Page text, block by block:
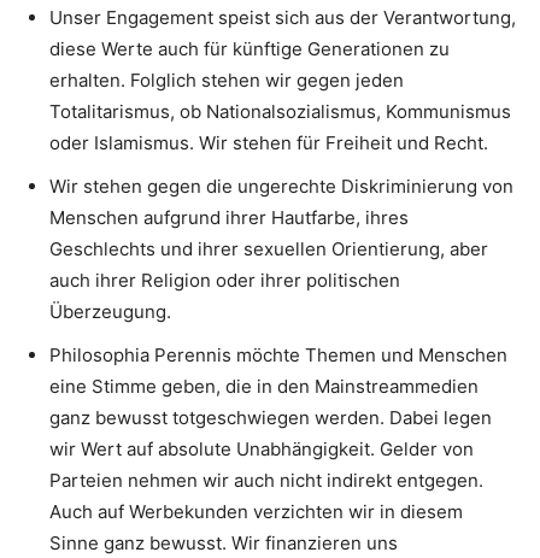
Unser Engagement speist sich aus der Verantwortung,
diese Werte auch für künftige Generationen zu
erhalten. Folglich stehen wir gegen jeden
Totalitarismus, ob Nationalsozialismus, Kommunismus
oder Islamismus. Wir stehen für Freiheit und Recht.
Wir stehen gegen die ungerechte Diskriminierung von
Menschen aufgrund ihrer Hautfarbe, ihres
Geschlechts und ihrer sexuellen Orientierung, aber
auch ihrer Religion oder ihrer politischen
Überzeugung.
Philosophia Perennis möchte Themen und Menschen
eine Stimme geben, die in den Mainstreammedien
ganz bewusst totgeschwiegen werden. Dabei legen
wir Wert auf absolute Unabhängigkeit. Gelder von
Parteien nehmen wir auch nicht indirekt entgegen.
Auch auf Werbekunden verzichten wir in diesem
Sinne ganz bewusst. Wir finanzieren uns